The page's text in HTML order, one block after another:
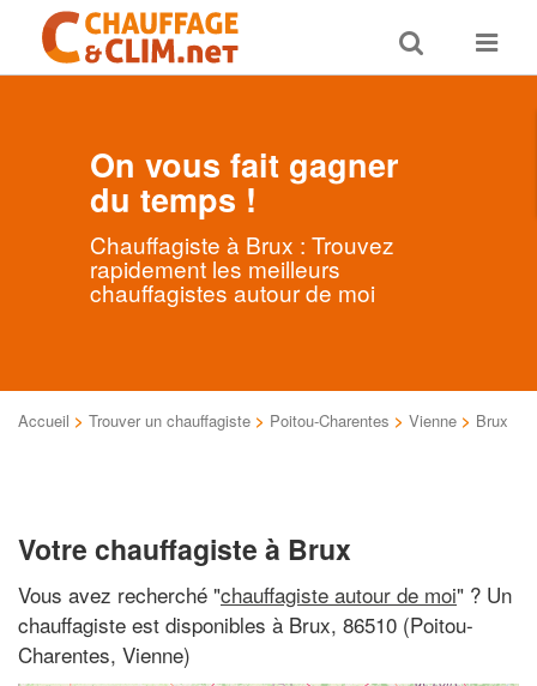
Toggle
search
Toggle
On vous fait gagner
du temps !
Chauffagiste à Brux : Trouvez
rapidement les meilleurs
chauffagistes autour de moi
Accueil > Trouver un chauffagiste > Poitou-Charentes > Vienne > Brux
Votre chauffagiste à Brux
Vous avez recherché "chauffagiste autour de moi" ? Un
chauffagiste est disponibles à Brux, 86510 (Poitou-
Charentes, Vienne)